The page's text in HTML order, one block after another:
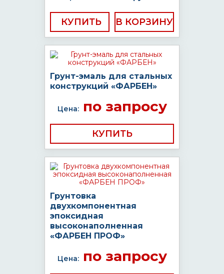
КУПИТЬ
Грунт-эмаль для стальных
конструкций «ФАРБЕН»
Цена:по запросу
КУПИТЬ
Грунтовка
двухкомпонентная
эпоксидная
высоконаполненная
«ФАРБЕН ПРОФ»
Цена:по запросу